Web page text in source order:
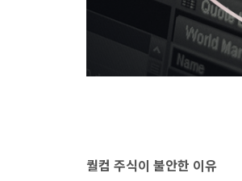
퀄컴 주식이 불안한 이유